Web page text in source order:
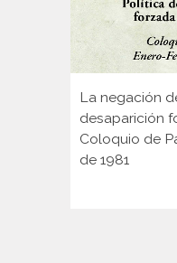
La negación
desaparición
Coloquio de
de 1981